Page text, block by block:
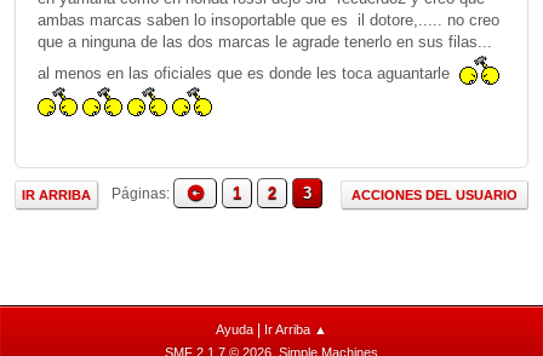
ambas marcas saben lo insoportable que es il dotore,..... no creo
que a ninguna de las dos marcas le agrade tenerlo en sus filas...
al menos en las oficiales que es donde les toca aguantarle
IR ARRIBA Páginas 1 2 3 ACCIONES DEL USUARIO
Ayuda
Ir Arriba ▲
SMF 2.1.7 © 2026, Simple Machines